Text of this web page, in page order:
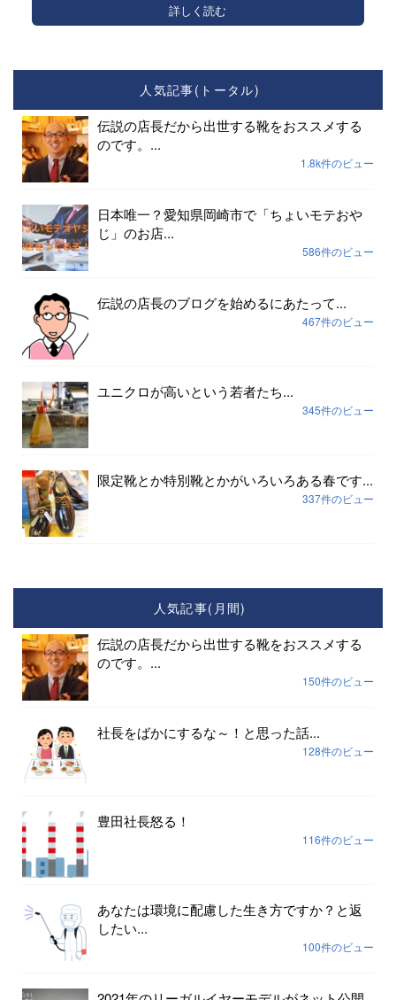
詳しく読む
人気記事(トータル)
伝説の店長だから出世する靴をおススメする
のです。...
1.8k件のビュー
日本唯一？愛知県岡崎市で「ちょいモテおや
じ」のお店...
586件のビュー
伝説の店長のブログを始めるにあたって...
467件のビュー
ユニクロが高いという若者たち...
345件のビュー
限定靴とか特別靴とかがいろいろある春です...
337件のビュー
人気記事(月間)
伝説の店長だから出世する靴をおススメする
のです。...
150件のビュー
社長をばかにするな～！と思った話...
128件のビュー
豊田社長怒る！
116件のビュー
あなたは環境に配慮した生き方ですか？と返
したい...
100件のビュー